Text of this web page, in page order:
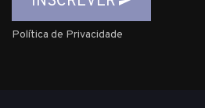
Política de Privacidade